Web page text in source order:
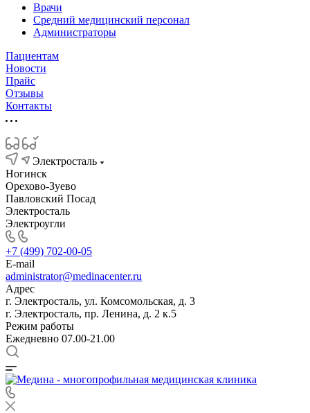
Врачи
Средний медицинский персонал
Администраторы
Пациентам
Новости
Прайс
Отзывы
Контакты
Электросталь
Ногинск
Орехово-Зуево
Павловский Посад
Электросталь
Электроугли
+7 (499) 702-00-05
E-mail
administrator@medinacenter.ru
Адрес
г. Электросталь, ул. Комсомольская, д. 3
г. Электросталь, пр. Ленина, д. 2 к.5
Режим работы
Ежедневно 07.00-21.00